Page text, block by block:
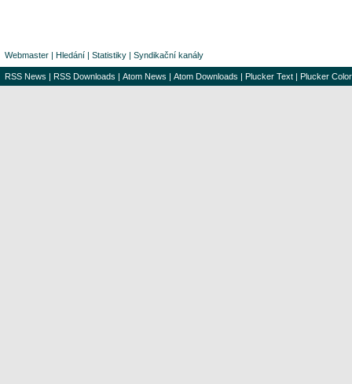
Webmaster | Hledání | Statistiky | Syndikační kanály
RSS News | RSS Downloads | Atom News | Atom Downloads | Plucker Text | Plucker Color